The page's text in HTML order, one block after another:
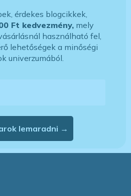
érdekes blogcikkek,
Ft kedvezmény, mely
használható fel,
lehetőségek a minőségi
univerzumából.
Nem akarok lemaradni →